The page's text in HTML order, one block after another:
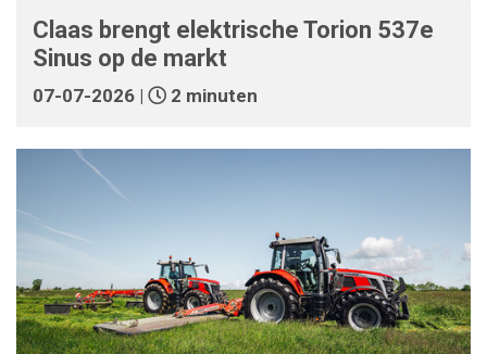
Claas brengt elektrische Torion 537e
Sinus op de markt
07-07-2026 | 2 minuten